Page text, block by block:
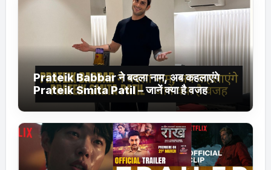
Prateik Babbar ने बदला नाम, अब कहलाएंगे
Prateik Smita Patil – जानें क्या है वजह